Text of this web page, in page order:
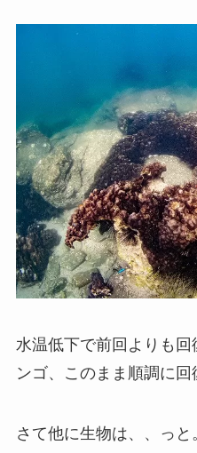
水温低下で前回よりも
ンゴ、このまま順調に回
さて他に生物は、、っ